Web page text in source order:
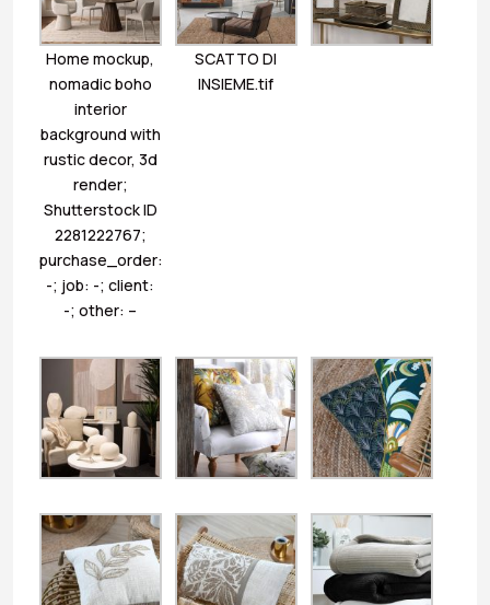
Home mockup,
nomadic boho
interior
background with
rustic decor, 3d
render;
Shutterstock ID
2281222767;
purchase_order:
-; job: -; client:
-; other: –
SCATTO DI
INSIEME.tif